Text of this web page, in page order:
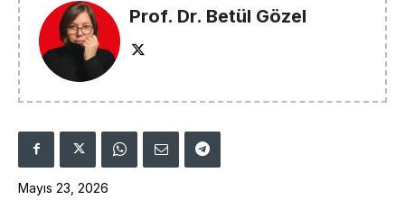
Prof. Dr. Betül Gözel
Mayıs 23, 2026